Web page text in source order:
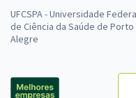
UFCSPA - Universidade
de Ciência da Saúde de Porto
Alegre